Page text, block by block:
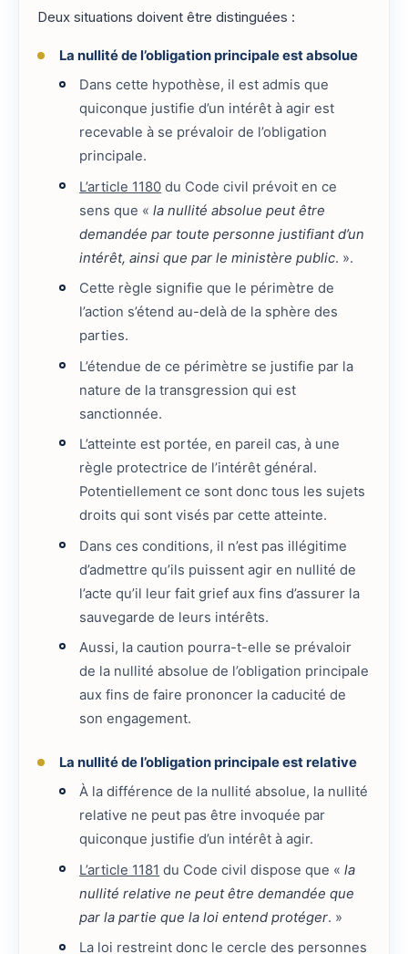
Deux situations doivent être distinguées :
La nullité de l’obligation principale est absolue
Dans cette hypothèse, il est admis que
quiconque justifie d’un intérêt à agir est
recevable à se prévaloir de l’obligation
principale.
L’article 1180 du Code civil prévoit en ce
sens que «la nullité absolue peut être
demandée par toute personne justifiant d’un
intérêt, ainsi que par le ministère public. ».
Cette règle signifie que le périmètre de
l’action s’étend au-delà de la sphère des
parties.
L’étendue de ce périmètre se justifie par la
nature de la transgression qui est
sanctionnée.
L’atteinte est portée, en pareil cas, à une
règle protectrice de l’intérêt général.
Potentiellement ce sont donc tous les sujets
droits qui sont visés par cette atteinte.
Dans ces conditions, il n’est pas illégitime
d’admettre qu’ils puissent agir en nullité de
l’acte qu’il leur fait grief aux fins d’assurer la
sauvegarde de leurs intérêts.
Aussi, la caution pourra-t-elle se prévaloir
de la nullité absolue de l’obligation principale
aux fins de faire prononcer la caducité de
son engagement.
La nullité de l’obligation principale est relative
À la différence de la nullité absolue, la nullité
relative ne peut pas être invoquée par
quiconque justifie d’un intérêt à agir.
L’article 1181 du Code civil dispose que «la
nullité relative ne peut être demandée que
par la partie que la loi entend protéger. »
La loi restreint donc le cercle des personnes